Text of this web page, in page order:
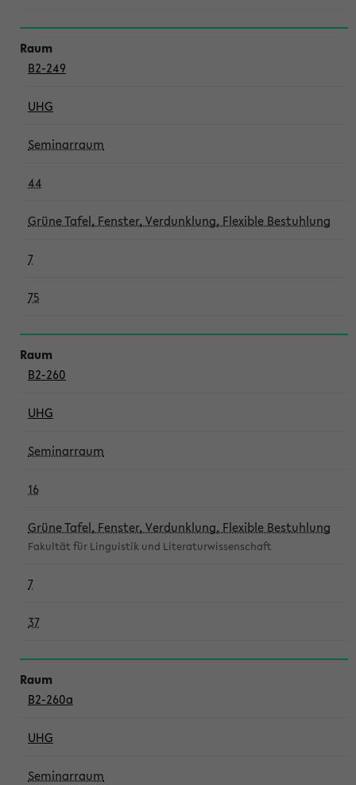
B2-249
UHG
Seminarraum
44
Grüne Tafel, Fenster, Verdunklung, Flexible Bestuhlung
7
75
B2-260
UHG
Seminarraum
16
Grüne Tafel, Fenster, Verdunklung, Flexible Bestuhlung
Fakultät für Linguistik und Literaturwissenschaft
7
37
B2-260a
UHG
Seminarraum